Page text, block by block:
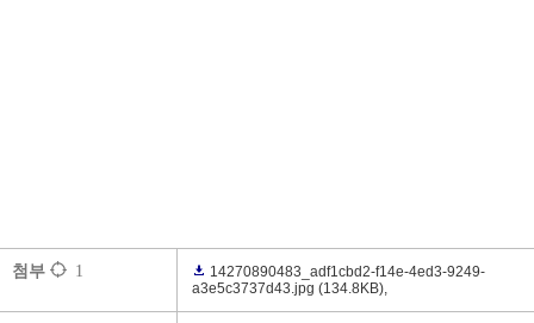
첨부 1
14270890483_adf1cbd2-f14e-4ed3-9249-
a3e5c3737d43.jpg (134.8KB),